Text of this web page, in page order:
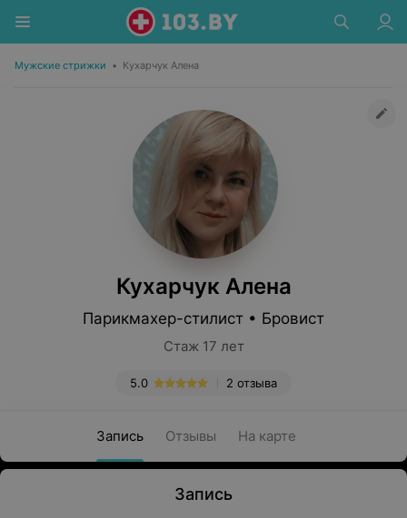
Мужские стрижки • Кухарчук Алена
Кухарчук Алена
Парикмахер-стилист • Бровист
Стаж 17 лет
2 отзыва
5.0
Запись Отзывы На карте
Запись